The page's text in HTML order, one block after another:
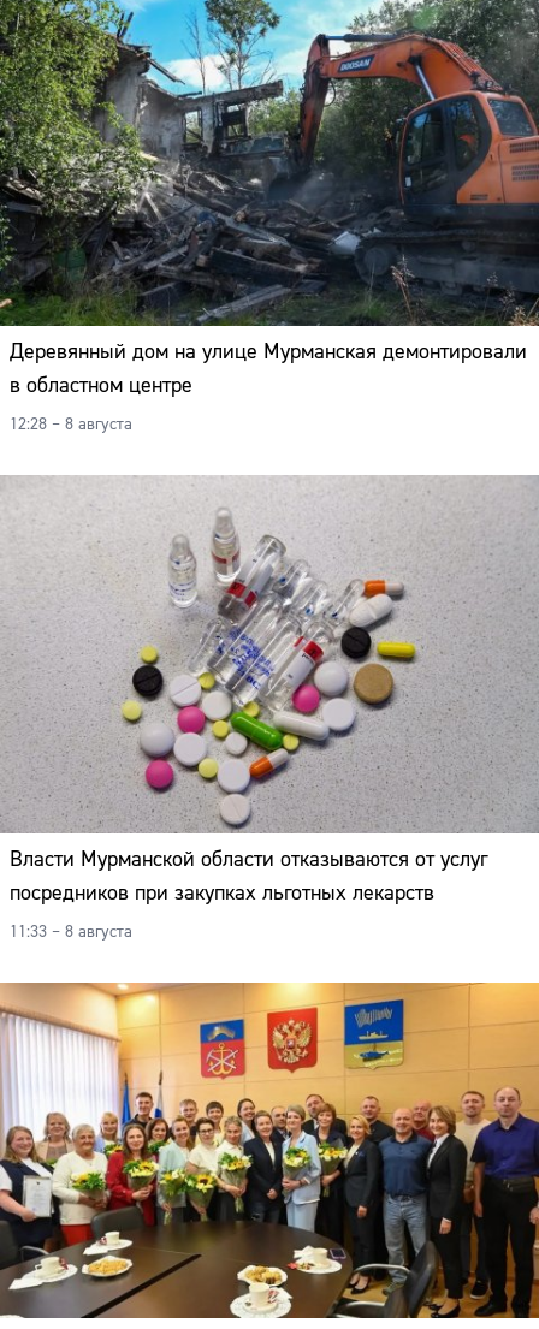
Деревянный дом на улице Мурманская демонтировали
в областном центре
12:28 – 8 августа
Власти Мурманской области отказываются от услуг
посредников при закупках льготных лекарств
11:33 – 8 августа